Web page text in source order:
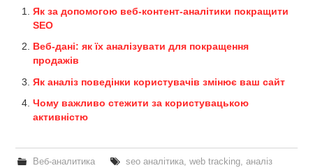
Як за допомогою веб-контент-аналітики покращити
SEO
Веб-дані: як їх аналізувати для покращення
продажів
Як аналіз поведінки користувачів змінює ваш сайт
Чому важливо стежити за користувацькою
активністю
Веб-аналитика seo аналітика, web tracking, аналіз